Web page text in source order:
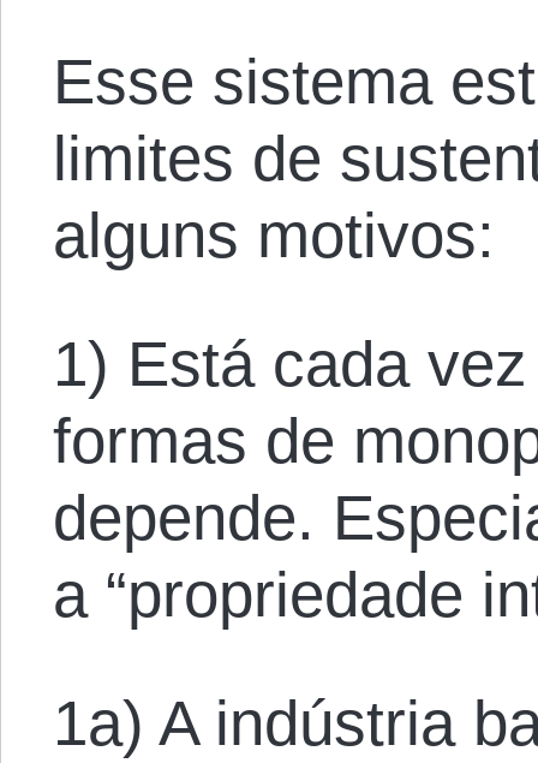
Esse sistema
limites de
alguns motivos:
1) Está cada
formas de
depende.
a “propriedade
1a) A indústria